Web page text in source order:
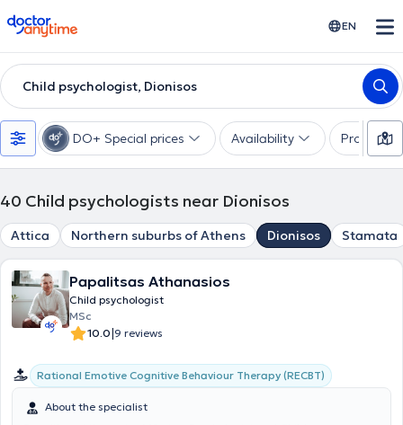
doctoranytime EN
Child psychologist, Dionisos
DO+ Special prices Availability Profession
40 Child psychologists near Dionisos
Attica Northern suburbs of Athens Dionisos Stamata
Papalitsas Athanasios
Child psychologist
MSc
10.0|9 reviews
Rational Emotive Cognitive Behaviour Therapy (RECBT)
About the specialist